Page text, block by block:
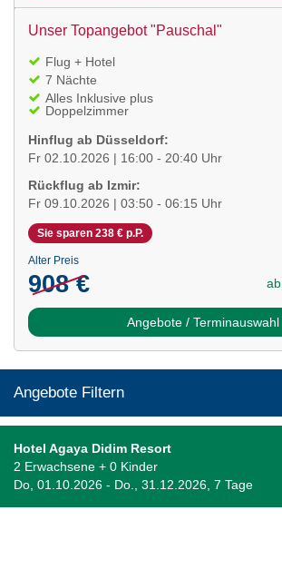
Unser Topangebot "Pauschal"
Flug + Hotel
7 Nächte
Alles Inklusive plus
Doppelzimmer
Hinflug ab Düsseldorf:
Fr 02.10.2026 | 16:00 - 20:40 Uhr
Rückflug ab Izmir:
Fr 09.10.2026 | 03:50 - 06:15 Uhr
Sie sparen 238 € p.P.
Alter Preis
908 € ab
Angebote / Terminauswahl
Angebote Filtern
Hotel Agaya Didim Resort
2 Erwachsene + 0 Kinder
Do, 01.10.2026 - Do., 31.12.2026, 7 Tage